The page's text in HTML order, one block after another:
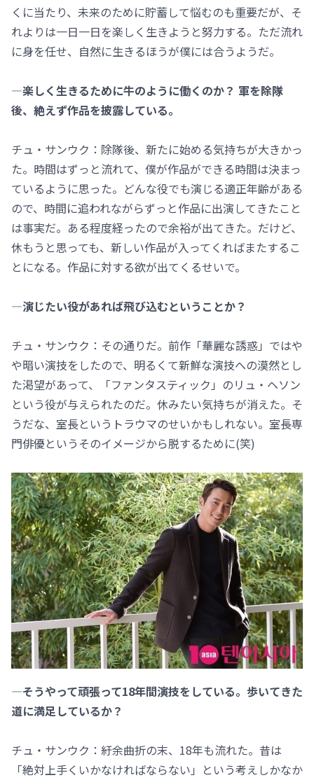
くに当たり、未来のために貯蓄して悩むのも重要だが、そ
れよりは一日一日を楽しく生きようと努力する。ただ流れ
に身を任せ、自然に生きるほうが僕には合うようだ。
―楽しく生きるために牛のように働くのか？ 軍を除隊
後、絶えず作品を披露している。
チュ・サンウク：除隊後、新たに始める気持ちが大きかっ
た。時間はずっと流れて、僕が作品ができる時間は決まっ
ているように思った。どんな役でも演じる適正年齢がある
ので、時間に追われながらずっと作品に出演してきたこと
は事実だ。ある程度経ったので余裕が出てきた。だけど、
休もうと思っても、新しい作品が入ってくればまたするこ
とになる。作品に対する欲が出てくるせいで。
―演じたい役があれば飛び込むということか？
チュ・サンウク：その通りだ。前作「華麗な誘惑」ではや
や暗い演技をしたので、明るくて新鮮な演技への漠然とし
た渇望があって、「ファンタスティック」のリュ・ヘソン
という役が与えられたのだ。休みたい気持ちが消えた。そ
うだな、室長というトラウマのせいかもしれない。室長専
門俳優というそのイメージから脱するために(笑)
―そうやって頑張って18年間演技をしている。歩いてきた
道に満足しているか？
チュ・サンウク：紆余曲折の末、18年も流れた。昔は
「絶対上手くいかなければならない」という考えしかなか